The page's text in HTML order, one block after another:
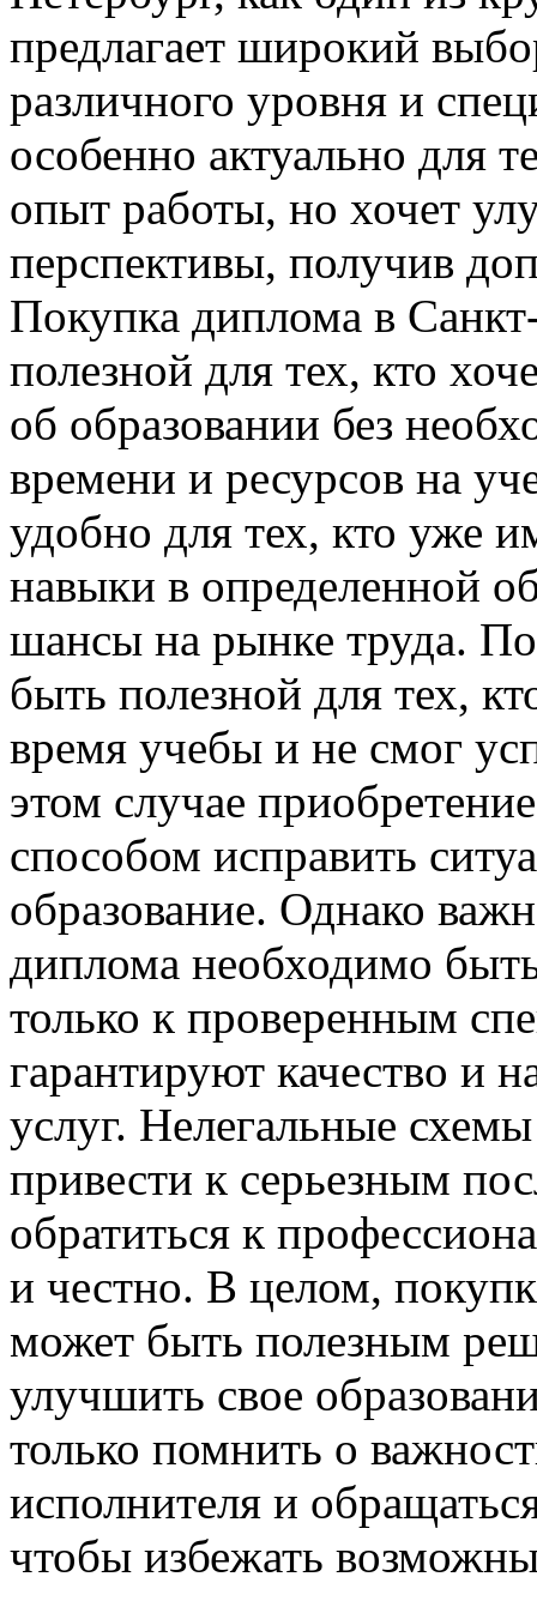
предлагает широкий
различного уровня и
особенно актуально для
опыт работы, но хочет
перспективы, получив
Покупка диплома в
полезной для тех, кто
об образовании без
времени и ресурсов на
удобно для тех, кто уже
навыки в определенной
шансы на рынке труда.
быть полезной для тех,
время учебы и не смог
этом случае
способом исправить
образование. Однако
диплома необходимо
только к проверенным
гарантируют качество и
услуг. Нелегальные
привести к серьезным
обратиться к
и честно. В целом,
может быть полезным
улучшить свое
только помнить о
исполнителя и
чтобы избежать